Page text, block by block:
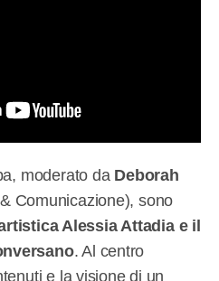
moderato da Deborah
Comunicazione), sono
Alessia Attadia e il
. Al centro
e la visione di un